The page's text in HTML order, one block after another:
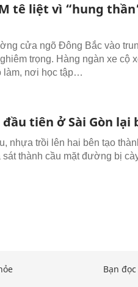
tê liệt vì “hung
cửa ngõ Đông Bắc vào
trọng. Hàng ngàn xe cộ
làm, nơi học tập…
tiên ở Sài Gòn lại
nhựa trồi lên hai bên tạo
sát thành cầu mặt đường bị
Bạn đọc